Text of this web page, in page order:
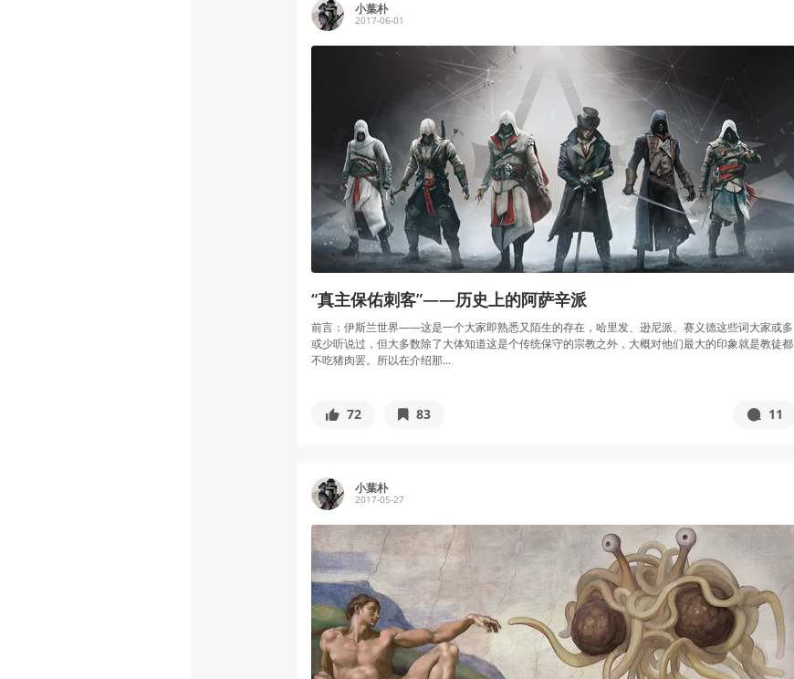
小葉朴
2017-06-01
“真主保佑刺客”——历史上的阿萨辛派
前言：伊斯兰世界——这是一个大家即熟悉又陌生的存在，哈里发、逊尼派、赛义德这些词大家或多
或少听说过，但大多数除了大体知道这是个传统保守的宗教之外，大概对他们最大的印象就是教徒都
不吃猪肉罢。所以在介绍那...
72 83 11
小葉朴
2017-05-27